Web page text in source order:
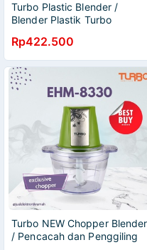
Turbo Plastic Blender /
Blender Plastik Turbo
Original
Rp422.500
Turbo NEW Chopper Blender
/ Pencacah dan Penggiling